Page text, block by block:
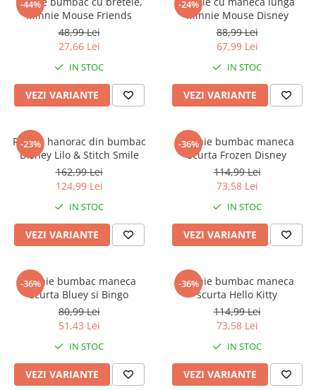
-44%
Minnie Mouse Friends
48,99 Lei
27,66 Lei
IN STOC
VEZI VARIANTE
-24%
Minnie Mouse Disney
88,99 Lei
67,99 Lei
IN STOC
VEZI VARIANTE
-23%
Rochie hanorac din bumbac
Disney Lilo & Stitch Smile
162,99 Lei
124,99 Lei
IN STOC
VEZI VARIANTE
-36%
Rochie bumbac maneca
scurta Frozen Disney
114,99 Lei
73,58 Lei
IN STOC
VEZI VARIANTE
-36%
Rochie bumbac maneca
scurta Bluey si Bingo
80,99 Lei
51,43 Lei
IN STOC
VEZI VARIANTE
-36%
Rochie bumbac maneca
scurta Hello Kitty
114,99 Lei
73,58 Lei
IN STOC
VEZI VARIANTE